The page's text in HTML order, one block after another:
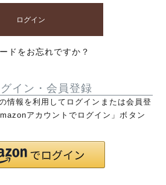
ログイン
ドをお忘れですか？
イン・会員登録
情報を利用してログインまたは会員登
アカウントでログイン」ボタン